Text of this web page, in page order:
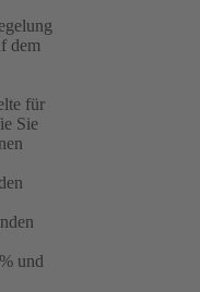
dem
für
Sie
und